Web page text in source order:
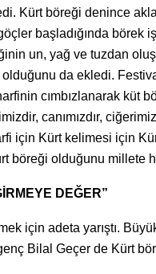
Kürt böreği denince
başladığında
un, yağ ve tuzdan
da ekledi.
cımbızlanarak küt
canımızdır,
için Kürt kelimesi için
olduğunu millete
DEĞER”
için adeta yarıştı.
Bilal Geçer de Kürt